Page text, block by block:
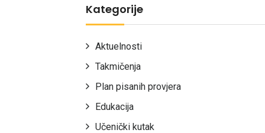
Kategorije
Aktuelnosti
Takmičenja
Plan pisanih provjera
Edukacija
Učenički kutak